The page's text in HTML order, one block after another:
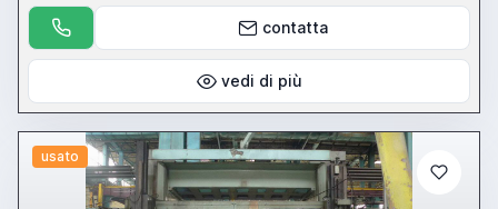
contatta
vedi di più
usato